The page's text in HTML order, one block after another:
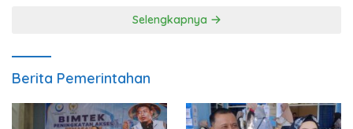
Selengkapnya
Berita Pemerintahan